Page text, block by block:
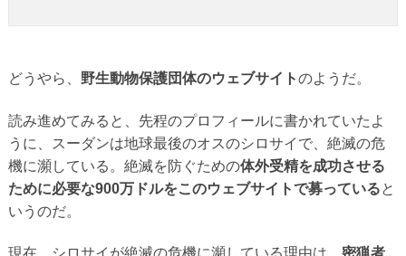
どうやら、 野生動物保護団体のウェブサイトのようだ。
読み進めてみると、先程のプロフィールに書かれていたよ
うに、スーダンは地球最後のオスのシロサイで、絶滅の危
機に瀕している。絶滅を防ぐための体外受精を成功させる
ために必要な900万ドルをこのウェブサイトで募っていると
いうのだ。
現在、シロサイが絶滅の危機に瀕している理由は、 密猟者